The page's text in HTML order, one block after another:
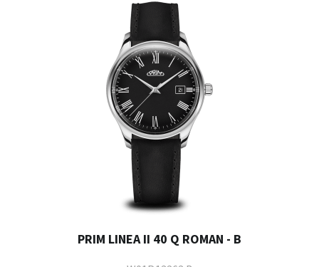
PRIM LINEA II 40 Q ROMAN - B